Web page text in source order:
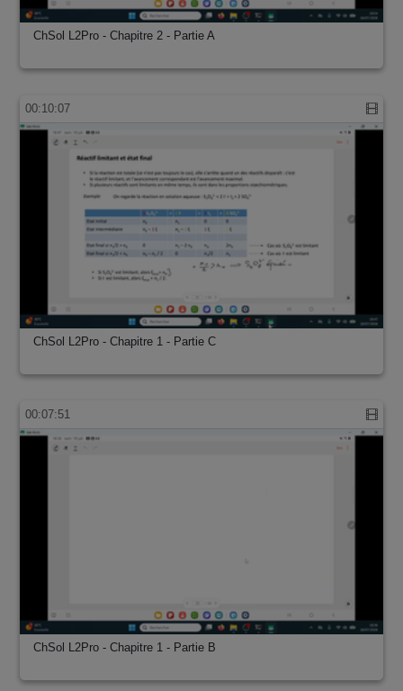
ChSol L2Pro - Chapitre 2 - Partie A
00:10:07
ChSol L2Pro - Chapitre 1 - Partie C
00:07:51
ChSol L2Pro - Chapitre 1 - Partie B